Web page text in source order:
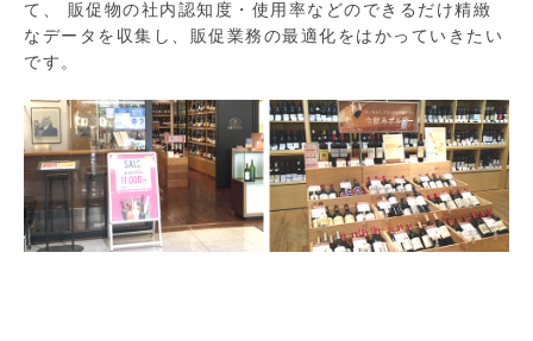
て、 販促物の社内認知度・使用率などのできるだけ精緻
なデータを収集し、販促業務の最適化をはかっていきたい
です。